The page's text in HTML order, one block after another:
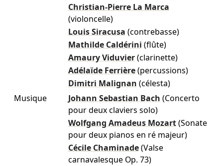
Christian-Pierre La Marca
(violoncelle)
Louis Siracusa (contrebasse)
Mathilde Caldérini (flûte)
Amaury Viduvier (clarinette)
Adélaïde Ferrière (percussions)
Dimitri Malignan (célesta)
Musique
Johann Sebastian Bach (Concerto
pour deux claviers solo)
Wolfgang Amadeus Mozart (Sonate
pour deux pianos en ré majeur)
Cécile Chaminade (Valse
carnavalesque Op. 73)